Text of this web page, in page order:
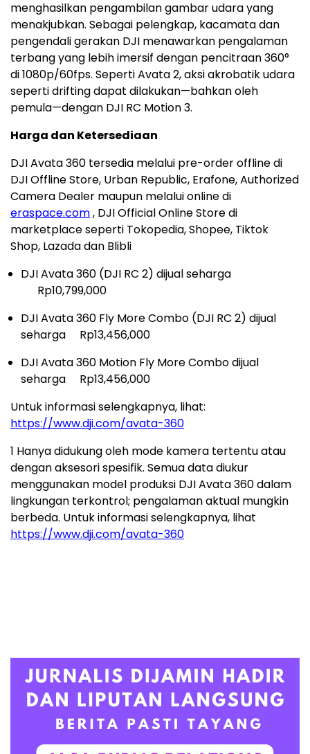
menghasilkan pengambilan gambar udara yang
menakjubkan. Sebagai pelengkap, kacamata dan
pengendali gerakan DJI menawarkan pengalaman
terbang yang lebih imersif dengan pencitraan 360°
di 1080p/60fps. Seperti Avata 2, aksi akrobatik udara
seperti drifting dapat dilakukan—bahkan oleh
pemula—dengan DJI RC Motion 3.
Harga dan Ketersediaan
DJI Avata 360 tersedia melalui pre-order offline di
DJI Offline Store, Urban Republic, Erafone, Authorized
Camera Dealer maupun melalui online di
eraspace.com, DJI Official Online Store di
marketplace seperti Tokopedia, Shopee, Tiktok
Shop, Lazada dan Blibli
DJI Avata 360 (DJI RC 2) dijual seharga
Rp10,799,000
DJI Avata 360 Fly More Combo (DJI RC 2) dijual
seharga Rp13,456,000
DJI Avata 360 Motion Fly More Combo dijual
seharga Rp13,456,000
Untuk informasi selengkapnya, lihat:
https://www.dji.com/avata-360
1 Hanya didukung oleh mode kamera tertentu atau
dengan aksesori spesifik. Semua data diukur
menggunakan model produksi DJI Avata 360 dalam
lingkungan terkontrol; pengalaman aktual mungkin
berbeda. Untuk informasi selengkapnya, lihat
https://www.dji.com/avata-360